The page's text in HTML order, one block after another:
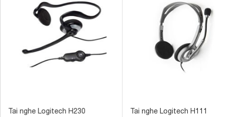
Tai nghe Logitech H230 Tai nghe Logitech H111